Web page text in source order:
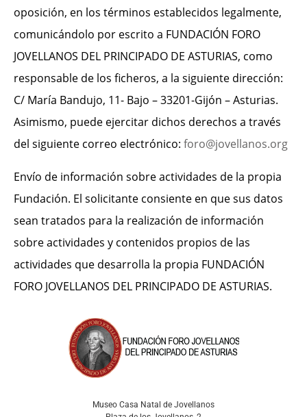
oposición, en los términos establecidos legalmente,
comunicándolo por escrito a FUNDACIÓN FORO
JOVELLANOS DEL PRINCIPADO DE ASTURIAS, como
responsable de los ficheros, a la siguiente dirección:
C/ María Bandujo, 11- Bajo – 33201-Gijón – Asturias.
Asimismo, puede ejercitar dichos derechos a través
del siguiente correo electrónico: foro@jovellanos.org
Envío de información sobre actividades de la propia
Fundación. El solicitante consiente en que sus datos
sean tratados para la realización de información
sobre actividades y contenidos propios de las
actividades que desarrolla la propia FUNDACIÓN
FORO JOVELLANOS DEL PRINCIPADO DE ASTURIAS.
Museo Casa Natal de Jovellanos